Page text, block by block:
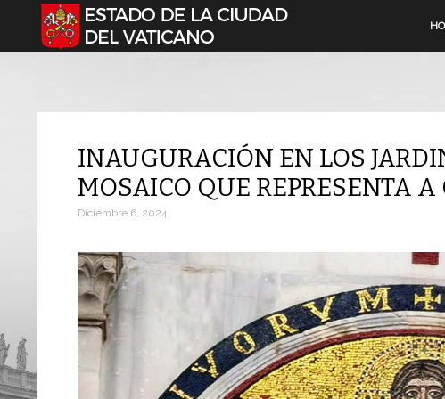
Seleccione su idioma
INAUGURACIÓN EN LOS
MOSAICO QUE REPRESENTA A
Diciembre 6, 2024